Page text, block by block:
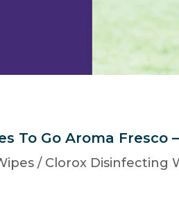
To Go Aroma Fresco
/ Clorox Disinfecting